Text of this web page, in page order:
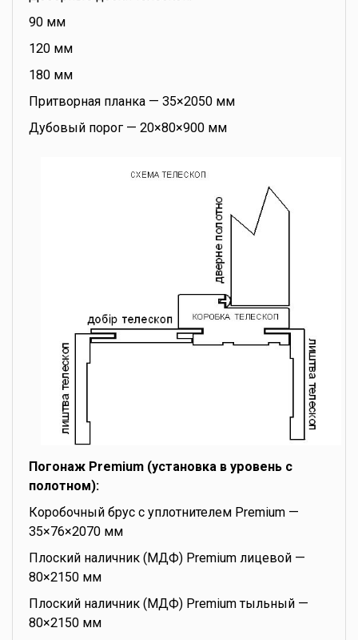
90 мм
120 мм
180 мм
Притворная планка — 35×2050 мм
Дубовый порог — 20×80×900 мм
Погонаж Premium (установка в уровень с
полотном):
Коробочный брус с уплотнителем Premium —
35×76×2070 мм
Плоский наличник (МДФ) Premium лицевой —
80×2150 мм
Плоский наличник (МДФ) Premium тыльный —
80×2150 мм